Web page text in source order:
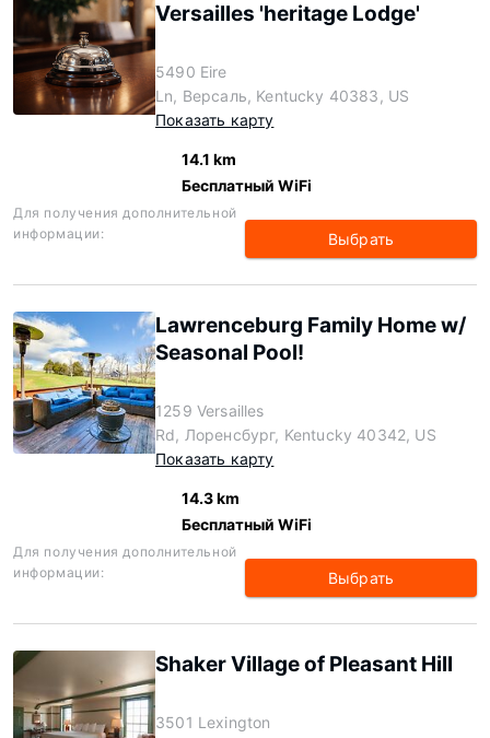
Versailles 'heritage Lodge'
5490 Eire
Ln, Версаль, Kentucky 40383, US
Показать карту
14.1 km
Бесплатный WiFi
Для получения дополнительной
информации:
Выбрать
Lawrenceburg Family Home w/
Seasonal Pool!
1259 Versailles
Rd, Лоренсбург, Kentucky 40342, US
Показать карту
14.3 km
Бесплатный WiFi
Для получения дополнительной
информации:
Выбрать
Shaker Village of Pleasant Hill
3501 Lexington